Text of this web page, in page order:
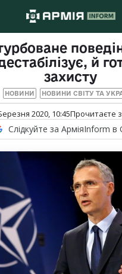
й
захисту
НОВИНИ НОВИНИ СВІТУ ТА
2020, 10:45Прочитаєте
Слідкуйте за АрміяInform в